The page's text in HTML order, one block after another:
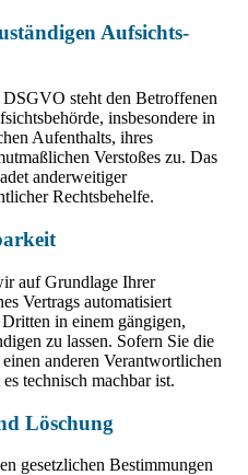
Aufsichts­
steht den Betroffenen
insbesondere in
Aufenthalts, ihres
Verstoßes zu. Das
anderweitiger
Rechtsbehelfe.
auf Grundlage Ihrer
Vertrags automatisiert
in einem gängigen,
zu lassen. Sofern Sie die
anderen Verantwortlichen
technisch machbar ist.
Löschung
gesetzlichen Bestimmungen